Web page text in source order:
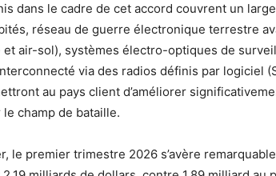
dans le cadre de cet accord couvrent un
réseau de guerre électronique terrestre
air-sol), systèmes électro-optiques de
via des radios définis par logiciel
au pays client d’améliorer
champ de bataille.
le premier trimestre 2026 s’avère